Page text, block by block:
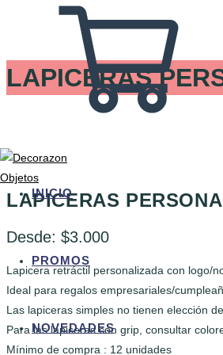
Ir
al
INICIO
PROMOS
NOVEDADES
LAPICERAS
LAPICERAS
Desde: $3.000
Lapicera retráctil personalizada con logo/
Ideal para regalos empresariales/
Las lapiceras simples no tienen elección
Para las lapiceras con grip, consultar
Mínimo de compra : 12 unidades